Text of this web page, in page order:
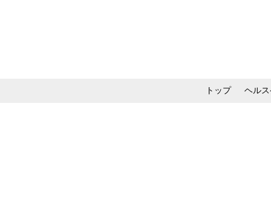
トップ ヘル